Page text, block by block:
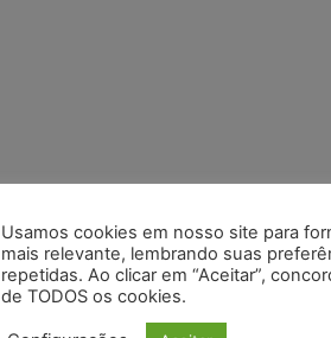
Usamos cookies em nosso site para
mais relevante, lembrando suas
repetidas. Ao clicar em “Aceitar”,
de TODOS os cookies.